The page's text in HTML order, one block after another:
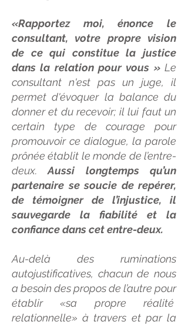
«Rapportez moi, énonce le
consultant, votre propre vision
de ce qui constitue la justice
dans la relation pour vous »Le
consultant n'est pas un juge, il
permet d'évoquer la balance du
donner et du recevoir; il lui faut un
certain type de courage pour
promouvoir ce dialogue, la parole
prônée établit le monde de l’entre-
deux.Aussi longtemps qu’un
partenaire se soucie de repérer,
de témoigner de l’injustice, il
sauvegarde la fiabilité et la
confiance dans cet entre-deux.
Au-delà des ruminations
autojustificatives, chacun de nous
a besoin des propos de l’autre pour
établir «sa propre réalité
relationnelle» à travers et par la